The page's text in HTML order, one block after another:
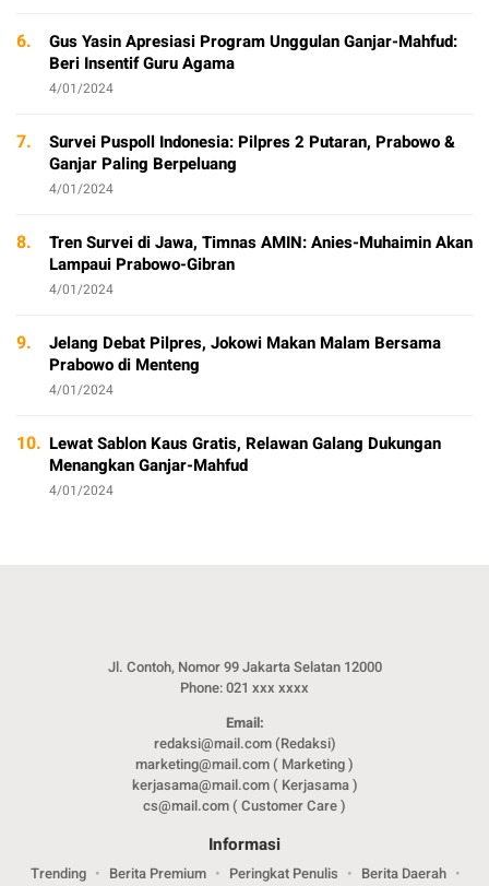
6.
Gus Yasin Apresiasi Program Unggulan Ganjar-Mahfud:
Beri Insentif Guru Agama
4/01/2024
7.
Survei Puspoll Indonesia: Pilpres 2 Putaran, Prabowo &
Ganjar Paling Berpeluang
4/01/2024
8.
Tren Survei di Jawa, Timnas AMIN: Anies-Muhaimin Akan
Lampaui Prabowo-Gibran
4/01/2024
9.
Jelang Debat Pilpres, Jokowi Makan Malam Bersama
Prabowo di Menteng
4/01/2024
10. Lewat Sablon Kaus Gratis, Relawan Galang Dukungan
Menangkan Ganjar-Mahfud
4/01/2024
Jl. Contoh, Nomor 99 Jakarta Selatan 12000
Phone: 021 xxx xxxx
Email:
redaksi@mail.com (Redaksi)
marketing@mail.com ( Marketing )
kerjasama@mail.com ( Kerjasama )
cs@mail.com ( Customer Care )
Informasi
Trending Berita Premium Peringkat Penulis
Berita Daerah